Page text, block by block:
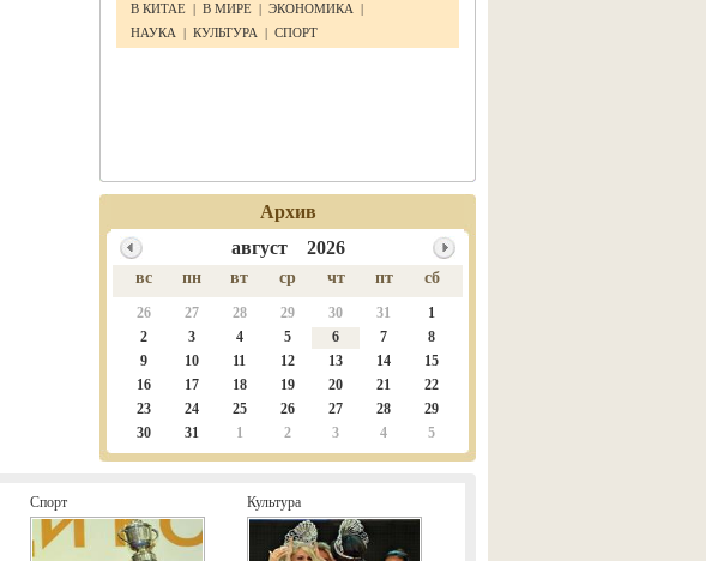
В КИТАЕ | В МИРЕ | ЭКОНОМИКА |
НАУКА | КУЛЬТУРА | СПОРТ
Архив
август 2026
вс пн вт ср чт пт сб
26 27 28 29 30 31
1
2
3 4 5 6 7
8
9
10 11 12 13 14
15
16
17 18 19 20 21
22
23
24 25 26 27 28
29
30
31 1 2 3 4 5
Спорт Культура